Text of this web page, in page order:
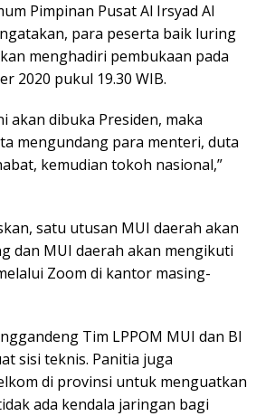
Pimpinan Pusat Al Irsyad Al
para peserta baik luring
menghadiri pembukaan pada
2020 pukul 19.30 WIB.
akan dibuka Presiden, maka
mengundang para menteri, duta
kemudian tokoh nasional,”
satu utusan MUI daerah akan
dan MUI daerah akan mengikuti
Zoom di kantor masing-
Tim LPPOM MUI dan BI
sisi teknis. Panitia juga
di provinsi untuk menguatkan
ada kendala jaringan bagi